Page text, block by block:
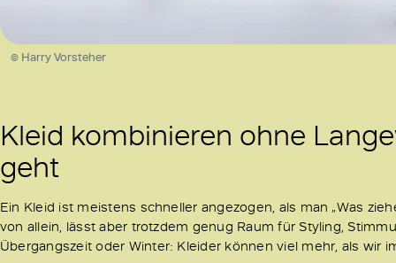
© Harry Vorsteher
Kleid kombinieren ohne
geht
Ein Kleid ist meistens schneller angezogen, als man „Was
von allein, lässt aber trotzdem genug Raum für Styling,
Übergangszeit oder Winter: Kleider können viel mehr, als wir